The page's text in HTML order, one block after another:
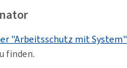
"Arbeitsschutz mit System"
finden.